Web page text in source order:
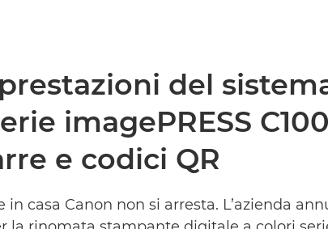
del
imagePRESS
e codici QR
in casa Canon non si arresta. L’azienda